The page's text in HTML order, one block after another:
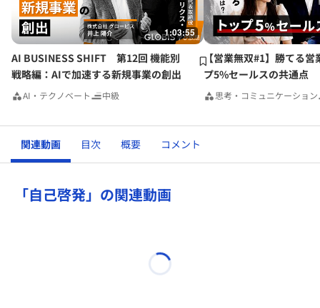
とおもう。
1:03:55
AI BUSINESS SHIFT 第12回 機能別
戦略編：AIで加速する新規事業の創出
AI・テクノベート 中級
【営業無双#1】勝てる営
プ5%セールスの共通点
思考・コミュニケーション
関連動画 目次 概要 コメント
「自己啓発」の関連動画